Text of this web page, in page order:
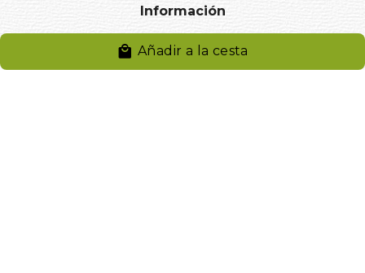
Añadir a la cesta
Información
Aviso legal